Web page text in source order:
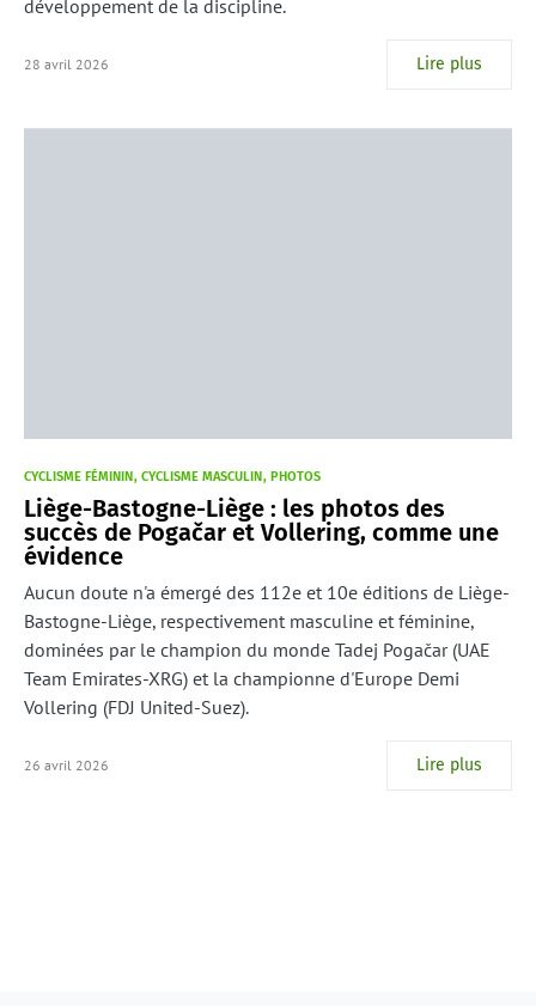
développement de la discipline.
28 avril 2026 Lire plus
CYCLISME FÉMININ CYCLISME MASCULIN PHOTOS
Liège-Bastogne-Liège : les photos des
succès de Pogačar et Vollering, comme une
évidence
Aucun doute n'a émergé des 112e et 10e éditions de Liège-
Bastogne-Liège, respectivement masculine et féminine,
dominées par le champion du monde Tadej Pogačar (UAE
Team Emirates-XRG) et la championne d'Europe Demi
Vollering (FDJ United-Suez).
26 avril 2026 Lire plus